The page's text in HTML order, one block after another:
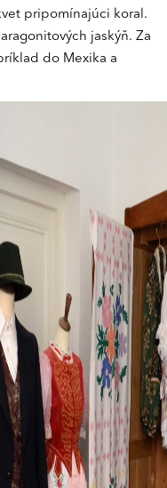
pripomínajúci koral.
jaskýň. Za
do Mexika a